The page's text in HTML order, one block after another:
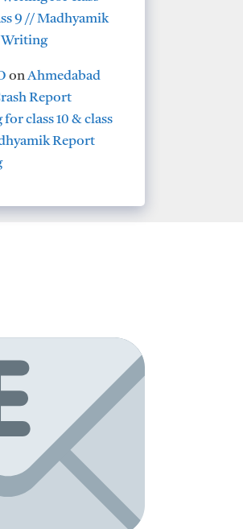
9 // Madhyamik
onAhmedabad
Report
class 10 & class
Report